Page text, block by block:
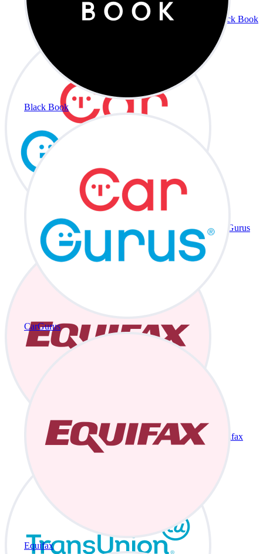
Black Book
CarGurus
Equifax
Black Book
CarGurus
Equifax